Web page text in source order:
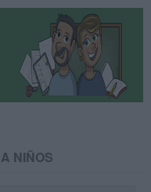
NIÑOS